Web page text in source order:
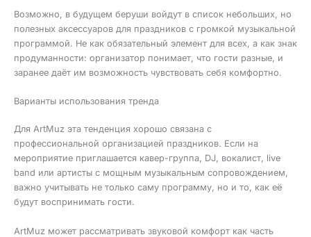
Возможно, в будущем беруши войдут в список небольших, но
полезных аксессуаров для праздников с громкой музыкальной
программой. Не как обязательный элемент для всех, а как знак
продуманности: организатор понимает, что гости разные, и
заранее даёт им возможность чувствовать себя комфортно.
Варианты использования тренда
Для ArtMuz эта тенденция хорошо связана с
профессиональной организацией праздников. Если на
мероприятие приглашается кавер-группа, DJ, вокалист, live
band или артисты с мощным музыкальным сопровождением,
важно учитывать не только саму программу, но и то, как её
будут воспринимать гости.
ArtMuz может рассматривать звуковой комфорт как часть